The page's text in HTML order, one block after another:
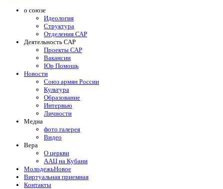
о союзе
Идеология
Структура
Отделения САР
Деятельность САР
Проекты САР
Вакансии
Юр Помощь
Новости
Союз армян России
Культура
Образование
Интервью
Личности
Медиа
фото галерея
Видео
Вера
О церкви
ААЦ на Кубани
МолодежьНовое
Виртуальная приемная
Контакты